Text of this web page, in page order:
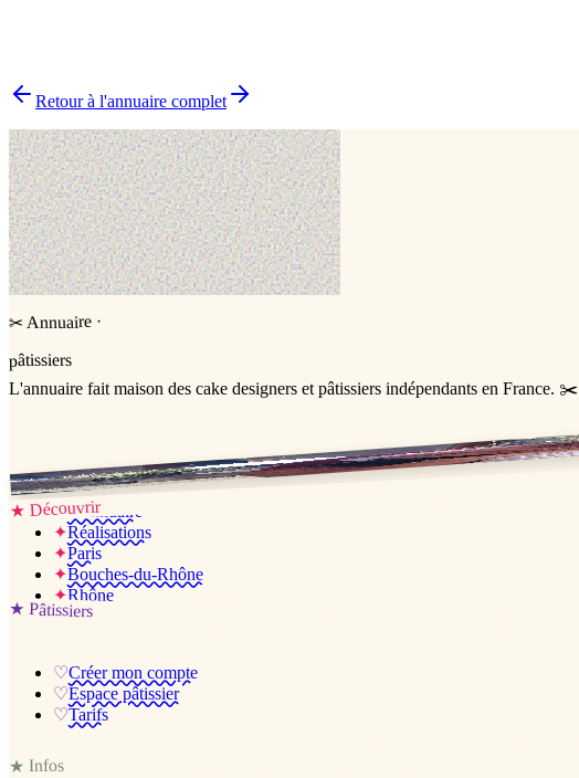
Pourquoi choisir un pâtissier indépendant ?
Retour à l'annuaire complet
✂ Annuaire ·
pâtissiers
L'annuaire fait maison des cake designers et pâtissiers indépendants en France. ✂️
Jessica & Jérémy ♡
★Découvrir
✦L’annuaire
✦Réalisations
✦Paris
✦Bouches-du-Rhône
✦Rhône
★Pâtissiers
♡Créer mon compte
♡Espace pâtissier
♡Tarifs
★Infos